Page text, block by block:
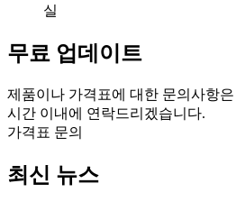
실
무료 업데이트
제품이나 가격표에 대한 문의사항
시간 이내에 연락드리겠습니다.
가격표 문의
최신 뉴스